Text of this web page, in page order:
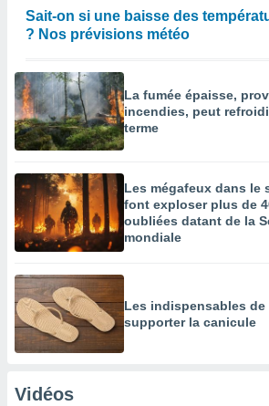
Sait-on si une baisse des
? Nos prévisions météo
La fumée épaisse,
incendies, peut
terme
Les mégafeux dans le
font exploser plus de
oubliées datant de la
mondiale
Les indispensables
supporter la canicule
Vidéos